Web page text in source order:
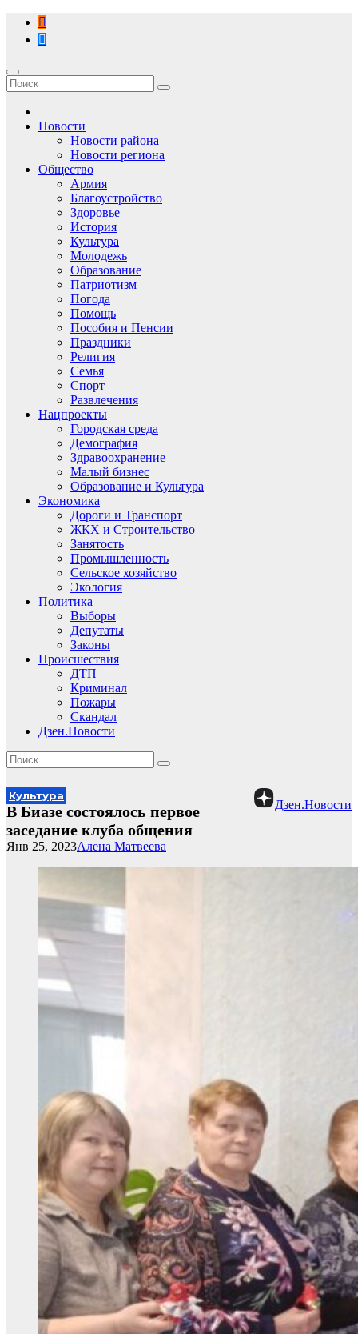
Перейти
содержимому
Новости
Новости района
Новости региона
Общество
Армия
Благоустройство
Здоровье
История
Культура
Молодежь
Образование
Патриотизм
Погода
Помощь
Пособия и Пенсии
Праздники
Религия
Семья
Спорт
Развлечения
Нацпроекты
Городская среда
Демография
Здравоохранение
Малый бизнес
Образование и Культура
Экономика
Дороги и Транспорт
ЖКХ и Строительство
Занятость
Промышленность
Сельское хозяйство
Экология
Политика
Выборы
Депутаты
Законы
Происшествия
ДТП
Криминал
Пожары
Скандал
Дзен.Новости
Дзен.Новости
Культура
В Биазе состоялось первое
заседание клуба общения
Алена Матвеева
Янв 25, 2023